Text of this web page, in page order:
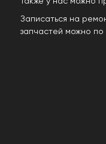
Записаться на
запчастей можно